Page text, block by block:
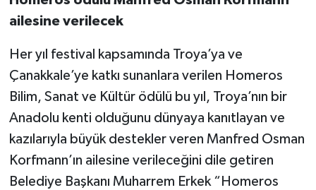
ailesine verilecek
Her yıl festival kapsamında Troya’ya ve
Çanakkale’ye katkı sunanlara verilen Homeros
Bilim, Sanat ve Kültür ödülü bu yıl, Troya’nın bir
Anadolu kenti olduğunu dünyaya kanıtlayan ve
kazılarıyla büyük destekler veren Manfred Osman
Korfmann’ın ailesine verileceğini dile getiren
Belediye Başkanı Muharrem Erkek “Homeros